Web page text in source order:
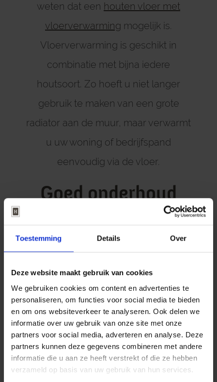
Toestemming Details Over
Deze website maakt gebruik van cookies
We gebruiken cookies om content en advertenties te
personaliseren, om functies voor social media te bieden
en om ons websiteverkeer te analyseren. Ook delen we
informatie over uw gebruik van onze site met onze
partners voor social media, adverteren en analyse. Deze
partners kunnen deze gegevens combineren met andere
informatie die u aan ze heeft verstrekt of die ze hebben
verzameld op basis van uw gebruik van hun services.
weten dat een houten vloer met
vloerverwarming mogelijk is.
Vloerverwarming is geschikt in
combinatie met bijna iedere
houtsoort. Zo hoeft u niet langer
gebruik te maken van een grote
radiator aan de muur, maar verwarmt
u uw woning of bedrijfspand
eenvoudig via de vloer.
Goed onderhoud
levensduur van uw
houten vloer
Veel mensen vinden de grote
hoeveelheid onderhoud een van de
grootste nadelen van een houten
vloer. Dit valt echter alleszins mee!
Met de juiste reinigingsmiddelen
verzorgt u uw vloer eenvoudig